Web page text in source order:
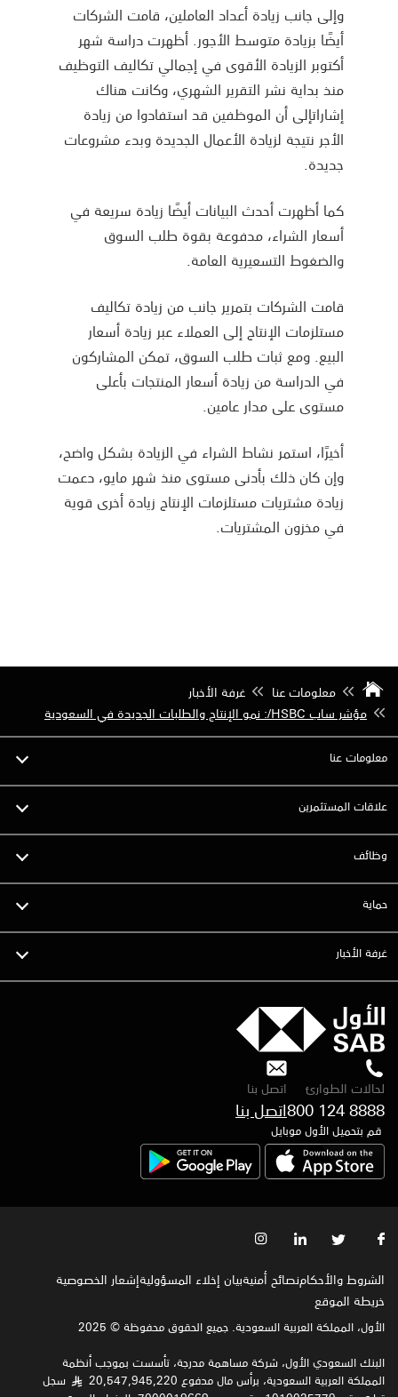
وإلى جانب زيادة أعداد العاملين، قامت الشركات
أيضًا بزيادة متوسط الأجور. أظهرت دراسة شهر
أكتوبر الزيادة الأقوى في إجمالي تكاليف التوظيف
منذ بداية نشر التقرير الشهري، وكانت هناك
إشاراتإلى أن الموظفين قد استفادوا من زيادة
الأجر نتيجة لزيادة الأعمال الجديدة وبدء مشروعات
جديدة.
كما أظهرت أحدث البيانات أيضًا زيادة سريعة في
أسعار الشراء، مدفوعة بقوة طلب السوق
والضغوط التسعيرية العامة.
قامت الشركات بتمرير جانب من زيادة تكاليف
مستلزمات الإنتاج إلى العملاء عبر زيادة أسعار
البيع. ومع ثبات طلب السوق، تمكن المشاركون
في الدراسة من زيادة أسعار المنتجات بأعلى
مستوى على مدار عامين.
أخيرًا، استمر نشاط الشراء في الزيادة بشكل واضح،
وإن كان ذلك بأدنى مستوى منذ شهر مايو، دعمت
زيادة مشتريات مستلزمات الإنتاج زيادة أخرى قوية
في مخزون المشتريات.
معلومات عنا
غرفة الأخبار
مؤشر ساب HSBC/: نمو الإنتاج والطلبات الجديدة في السعودية
معلومات عنا
علاقات المستثمرين
وظائف
حماية
غرفة الأخبار
لحالات الطوارئ
800 124 8888
اتصل بنا
قم بتحميل الأول موبايل
الشروط والأحكامنصائح أمنيةبيان إخلاء المسؤوليةإشعار الخصوصية‍
خريطة الموقع
الأول، المملكة العربية السعودية. جميع الحقوق محفوظة © 2025
البنك السعودي الأول، شركة مساهمة مدرجة، تأسست بموجب أنظمة
المملكة العربية السعودية، برأس مال مدفوع 20,547,945,220
§
سجل